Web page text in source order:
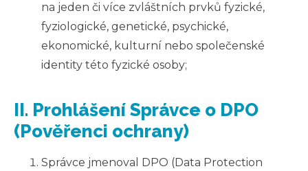
na jeden či více zvláštních prvků fyzické,
fyziologické, genetické, psychické,
ekonomické, kulturní nebo společenské
identity této fyzické osoby;
II. Prohlášení Správce o DPO
(Pověřenci ochrany)
Správce jmenoval DPO (Data Protection